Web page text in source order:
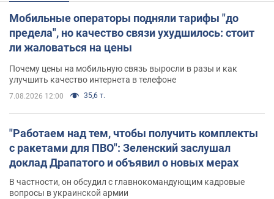
Мобильные операторы подняли тарифы "до
предела", но качество связи ухудшилось: стоит
ли жаловаться на цены
Почему цены на мобильную связь выросли в разы и как
улучшить качество интернета в телефоне
7.08.2026 12:00 35,6 т.
"Работаем над тем, чтобы получить комплекты
с ракетами для ПВО": Зеленский заслушал
доклад Драпатого и объявил о новых мерах
В частности, он обсудил с главнокомандующим кадровые
вопросы в украинской армии